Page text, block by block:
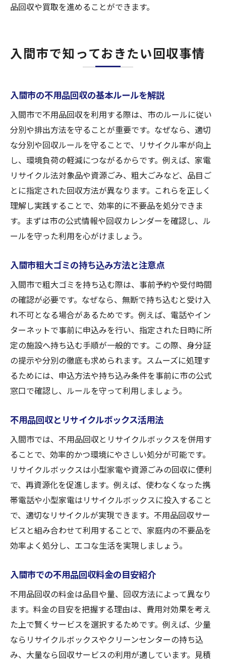
品回収や買取を進めることができます。
入間市で知っておきたい回収事情
入間市の不用品回収の基本ルールを解説
入間市で不用品回収を利用する際は、市のルールに従い
分別や排出方法を守ることが重要です。なぜなら、適切
な分別や回収ルールを守ることで、リサイクル率が向上
し、環境負荷の軽減につながるからです。例えば、家電
リサイクル法対象品や資源ごみ、粗大ごみなど、品目ご
とに指定された回収方法が異なります。これらを正しく
理解し実践することで、効率的に不要品を処分できま
す。まずは市の公式情報や回収カレンダーを確認し、ル
ールを守った利用を心がけましょう。
入間市粗大ゴミの持ち込み方法と注意点
入間市で粗大ゴミを持ち込む際は、事前予約や受付時間
の確認が必要です。なぜなら、無断で持ち込むと受け入
れ不可となる場合があるためです。例えば、電話やイン
ターネットで事前に申込みを行い、指定された日時に所
定の施設へ持ち込む手順が一般的です。この際、身分証
の提示や分別の徹底も求められます。スムーズに処理す
るためには、申込方法や持ち込み条件を事前に市の公式
窓口で確認し、ルールを守って利用しましょう。
不用品回収とリサイクルボックス活用法
入間市では、不用品回収とリサイクルボックスを併用す
ることで、効率的かつ環境にやさしい処分が可能です。
リサイクルボックスは小型家電や資源ごみの回収に便利
で、再資源化を促進します。例えば、使わなくなった携
帯電話や小型家電はリサイクルボックスに投入すること
で、適切なリサイクルが実現できます。不用品回収サー
ビスと組み合わせて利用することで、家庭内の不要品を
効率よく処分し、エコな生活を実現しましょう。
入間市での不用品回収料金の目安紹介
不用品回収の料金は品目や量、回収方法によって異なり
ます。料金の目安を把握する理由は、費用対効果を考え
た上で賢くサービスを選択するためです。例えば、少量
ならリサイクルボックスやクリーンセンターの持ち込
み、大量なら回収サービスの利用が適しています。見積